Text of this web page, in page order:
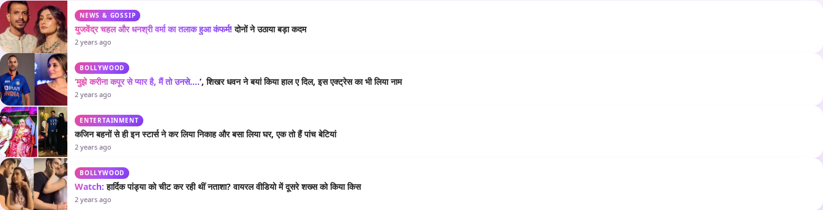
NEWS & GOSSIP
युजवेंद्र चहल और धनश्री वर्मा का तलाक हुआ कंफर्म!दोनों ने उठाया बड़ा कदम
2 years ago
BOLLYWOOD
‘मुझे करीना कपूर से प्यार है, मैं तो उनसे….’, शिखर धवन ने बयां किया हाल ए दिल, इस एक्ट्रेस का भी लिया नाम
2 years ago
ENTERTAINMENT
कजिन बहनों से ही इन स्टार्स ने कर लिया निकाह और बसा लिया घर, एक तो हैं पांच बेटियां
2 years ago
BOLLYWOOD
Watch: हार्दिक पांड्या को चीट कर रही थीं नताशा? वायरल वीडियो में दूसरे शख्स को किया किस
2 years ago